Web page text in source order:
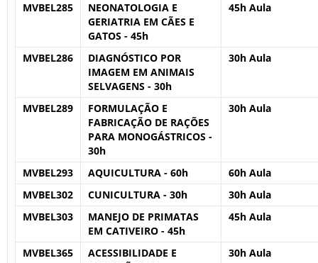
MVBEL285
NEONATOLOGIA E
GERIATRIA EM CÃES E
GATOS - 45h
45h Aula
MVBEL286
DIAGNÓSTICO POR
IMAGEM EM ANIMAIS
SELVAGENS - 30h
30h Aula
MVBEL289
FORMULAÇÃO E
FABRICAÇÃO DE RAÇÕES
PARA MONOGÁSTRICOS -
30h
30h Aula
MVBEL293 AQUICULTURA - 60h
60h Aula
MVBEL302
CUNICULTURA - 30h
30h Aula
MVBEL303
MANEJO DE PRIMATAS
EM CATIVEIRO - 45h
45h Aula
MVBEL365
ACESSIBILIDADE E
30h Aula